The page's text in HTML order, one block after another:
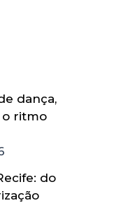
dança,
o ritmo
do